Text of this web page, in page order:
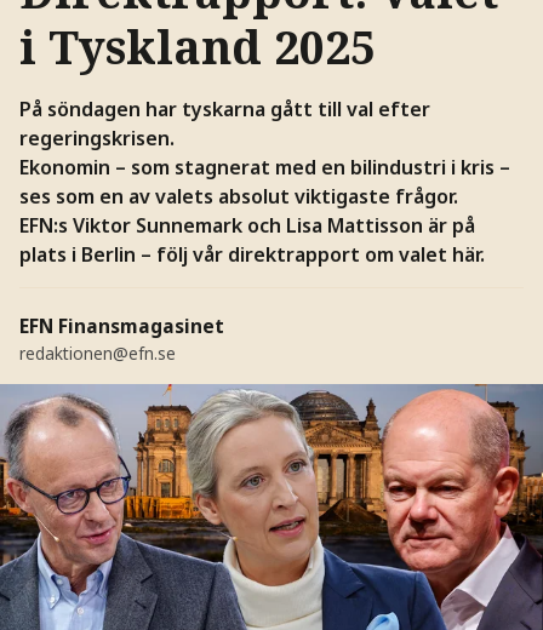
i Tyskland 2025
På söndagen har tyskarna gått till val efter
regeringskrisen.
Ekonomin – som stagnerat med en bilindustri i kris –
ses som en av valets absolut viktigaste frågor.
EFN:s Viktor Sunnemark och Lisa Mattisson är på
plats i Berlin – följ vår direktrapport om valet här.
EFN Finansmagasinet
redaktionen@efn.se